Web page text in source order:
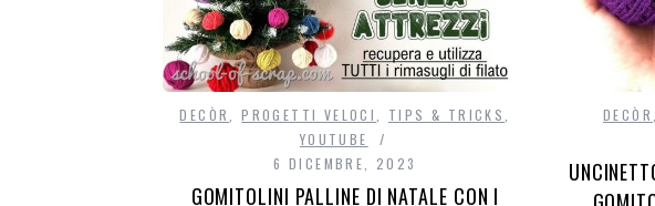
DECÒR ,PROGETTI VELOCI TIPS & TRICKS
YOUTUBE
6 DICEMBRE, 2023
GOMITOLINI PALLINE DI NATALE CON I
DECÒR